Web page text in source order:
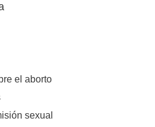
el aborto
sexual